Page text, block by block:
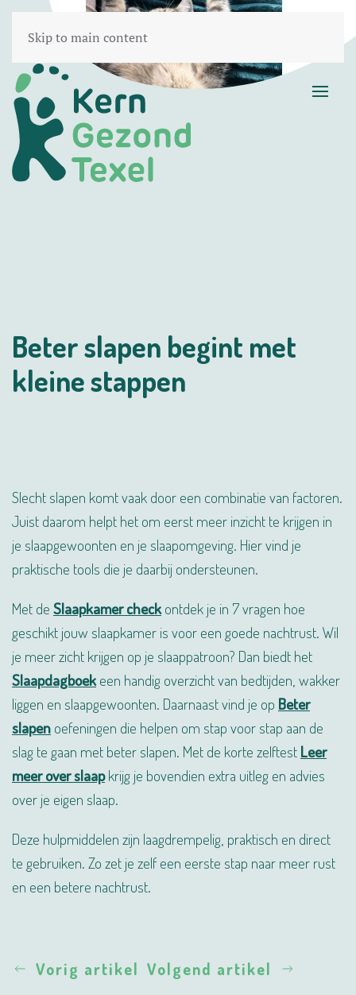
Skip to main content
Beter slapen begint met
kleine stappen
Slecht slapen komt vaak door een combinatie van factoren.
Juist daarom helpt het om eerst meer inzicht te krijgen in
je slaapgewoonten en je slaapomgeving. Hier vind je
praktische tools die je daarbij ondersteunen.
Met de Slaapkamer checkontdek je in 7 vragen hoe
geschikt jouw slaapkamer is voor een goede nachtrust. Wil
je meer zicht krijgen op je slaappatroon? Dan biedt het
Slaapdagboekeen handig overzicht van bedtijden, wakker
liggen en slaapgewoonten. Daarnaast vind je op Beter
slapen oefeningen die helpen om stap voor stap aan de
slag te gaan met beter slapen. Met de korte zelftest Leer
meer over slaapkrijg je bovendien extra uitleg en advies
over je eigen slaap.
Deze hulpmiddelen zijn laagdrempelig, praktisch en direct
te gebruiken. Zo zet je zelf een eerste stap naar meer rust
en een betere nachtrust.
Vorig artikel Volgend artikel